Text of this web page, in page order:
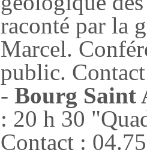
raconté par la
Marcel.
public.
- Bourg Saint
: 20 h 30
Contact :